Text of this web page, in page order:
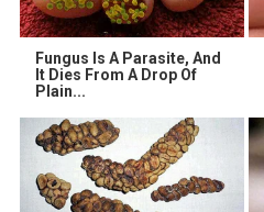
Fungus Is A Parasite, And
It Dies From A Drop Of
Plain...